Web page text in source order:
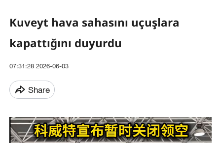
Kuveyt hava sahasını uçuşlara
kapattığını duyurdu
07:31:28 2026-06-03
Share